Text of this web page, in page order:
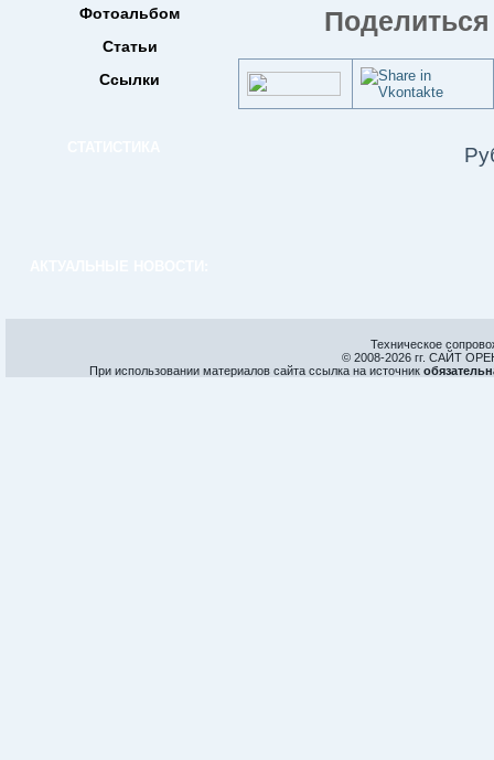
Фотоальбом
Статьи
Ссылки
Техническое
© 2008-2026 гг. САЙТ
При использовании материалов сайта ссылка на источник